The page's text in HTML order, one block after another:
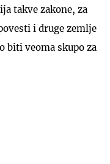
takve zakone, za
i druge zemlje
biti veoma skupo za